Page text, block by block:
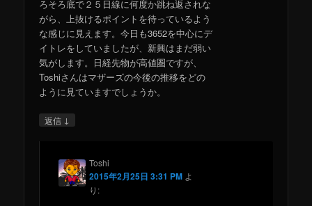
ろそろ底で２５日線に何度か跳ね返されな
がら、上抜けるポイントを待っているよう
な感じに見えます。今日も3652を中心にデ
イトレをしていましたが、新興はまだ弱い
気がします。日経先物が高値圏ですが、
Toshiさんはマザーズの今後の推移をどの
ように見ていますでしょうか。
返信 ↓
Toshi
2015年2月25日 3:31 PM よ
り: